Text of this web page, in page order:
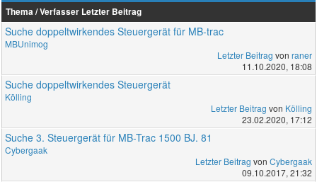
Thema / Verfasser Letzter Beitrag
Suche doppeltwirkendes Steuergerät für MB-trac
MBUnimog
Letzter Beitrag von raner
11.10.2020, 18:08
Suche doppeltwirkendes Steuergerät
Kölling
Letzter Beitrag von Kölling
23.02.2020, 17:12
Suche 3. Steuergerät für MB-Trac 1500 BJ. 81
Cybergaak
Letzter Beitrag von Cybergaak
09.10.2017, 21:32